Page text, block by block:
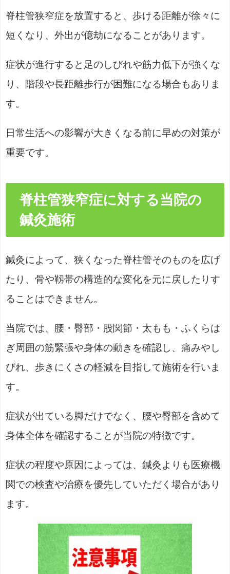
脊柱管狭窄症を放置すると、歩ける距離が徐々に
短くなり、外出が億劫になることがあります。
症状が進行すると足のしびれや筋力低下が強くな
り、階段や長距離歩行が困難になる場合もありま
す。
日常生活への影響が大きくなる前に早めの対策が
重要です。
脊柱管狭窄症に対する当院の
鍼灸施術
鍼灸によって、狭くなった脊柱管そのものを広げ
たり、骨や靱帯の構造的な変化を元に戻したりす
ることはできません。
当院では、腰・臀部・股関節・太もも・ふくらは
ぎ周囲の筋緊張や身体の動きを確認し、痛みやし
びれ、歩きにくさの軽減を目指して施術を行いま
す。
症状が出ている脚だけでなく、腰や臀部を含めて
身体全体を確認することが当院の特徴です。
症状の程度や原因によっては、鍼灸よりも医療機
関での検査や治療を優先していただく場合があり
ます。